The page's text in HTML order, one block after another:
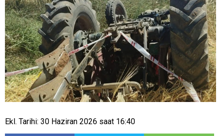
Ekl. Tarihi: 30 Haziran 2026 saat 16:40